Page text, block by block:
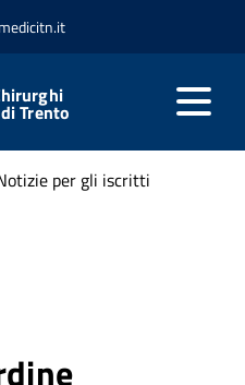
Trento
per gli iscritti